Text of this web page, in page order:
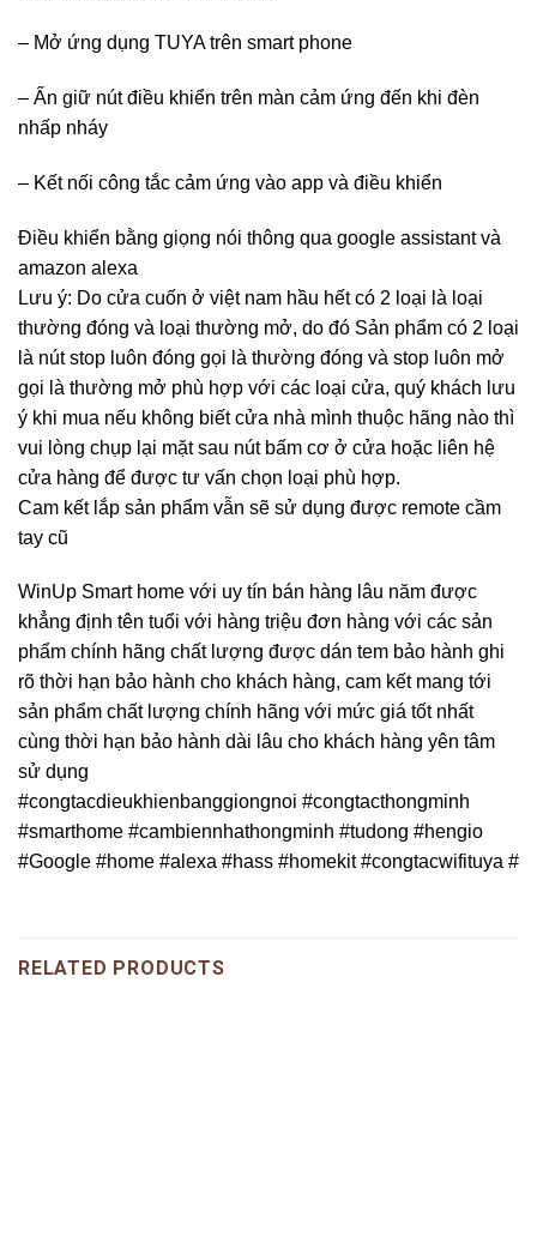
– Mở ứng dụng TUYA trên smart phone
– Ấn giữ nút điều khiển trên màn cảm ứng đến khi đèn
nhấp nháy
– Kết nối công tắc cảm ứng vào app và điều khiển
Điều khiển bằng giọng nói thông qua google assistant và
amazon alexa
Lưu ý: Do cửa cuốn ở việt nam hầu hết có 2 loại là loại
thường đóng và loại thường mở, do đó Sản phẩm có 2 loại
là nút stop luôn đóng gọi là thường đóng và stop luôn mở
gọi là thường mở phù hợp với các loại cửa, quý khách lưu
ý khi mua nếu không biết cửa nhà mình thuộc hãng nào thì
vui lòng chụp lại mặt sau nút bấm cơ ở cửa hoặc liên hệ
cửa hàng để được tư vấn chọn loại phù hợp.
Cam kết lắp sản phẩm vẫn sẽ sử dụng được remote cầm
tay cũ
WinUp Smart home với uy tín bán hàng lâu năm được
khẳng định tên tuổi với hàng triệu đơn hàng với các sản
phẩm chính hãng chất lượng được dán tem bảo hành ghi
rõ thời hạn bảo hành cho khách hàng, cam kết mang tới
sản phẩm chất lượng chính hãng với mức giá tốt nhất
cùng thời hạn bảo hành dài lâu cho khách hàng yên tâm
sử dụng
#congtacdieukhienbanggiongnoi #congtacthongminh
#smarthome #cambiennhathongminh #tudong #hengio
#Google #home #alexa #hass #homekit #congtacwifituya #
RELATED PRODUCTS